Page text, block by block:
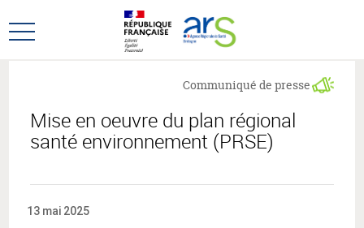
au
menu
au
contenu
Ouvrir
Mise en oeuvre du plan régional
santé environnement (PRSE)
Communiqué de presse
13 mai 2025